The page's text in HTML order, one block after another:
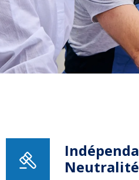
Neutralité